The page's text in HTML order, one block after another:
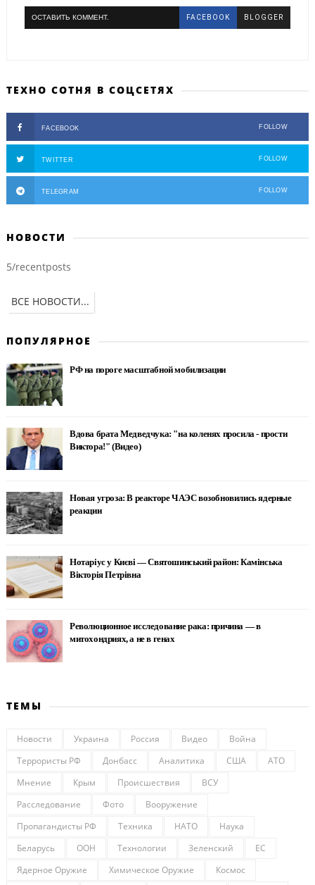
ОСТАВИТЬ КОММЕНТ. FACEBOOK BLOGGER
ТЕХНО СОТНЯ В СОЦСЕТЯХ
FACEBOOK FOLLOW
TWITTER FOLLOW
TELEGRAM FOLLOW
НОВОСТИ
5/recentposts
ВСЕ НОВОСТИ...
ПОПУЛЯРНОЕ
РФ на пороге масштабной мобилизации
Вдова брата Медведчука: "на коленях просила - прости
Виктора!" (Видео)
Новая угроза: В реакторе ЧАЭС возобновились ядерные
реакции
Нотаріус у Києві — Святошинський район: Камінська
Вікторія Петрівна
Революционное исследование рака: причина — в
митохондриях, а не в генах
ТЕМЫ
Новости Украина Россия Видео
Война
Террористы РФ
Донбасс Аналитика США
АТО
Мнение
Крым Происшествия
ВСУ
Расследование
Фото
Вооружение
Пропагандисты РФ
Техника НАТО
Наука
Беларусь
ООН Технологии Зеленский
ЕС
Ядерное Оружие
Химическое Оружие Космос